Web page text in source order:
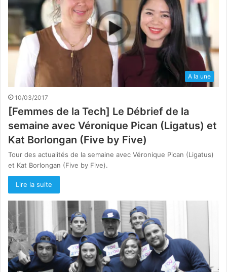
A la une
10/03/2017
[Femmes de la Tech] Le Débrief de la
semaine avec Véronique Pican (Ligatus) et
Kat Borlongan (Five by Five)
Tour des actualités de la semaine avec Véronique Pican (Ligatus)
et Kat Borlongan (Five by Five).
Lire la suite